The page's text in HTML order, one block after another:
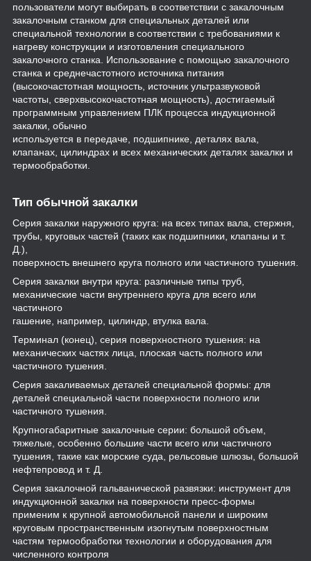
пользователи могут выбирать в соответствии с закалочным
закалочным станком для специальных деталей или
специальной технологии в соответствии с требованиями к
нагреву конструкции и изготовления специального
закалочного станка. Использование с помощью закалочного
станка и среднечастотного источника питания
(высокочастотная мощность, источник ультразвуковой
частоты, сверхвысокочастотная мощность), достигаемый
программным управлением ПЛК процесса индукционной
закалки, обычно
используется в передаче, подшипнике, деталях вала,
клапанах, цилиндрах и всех механических деталях закалки и
термообработки.
Тип обычной закалки
Серия закалки наружного круга: на всех типах вала, стержня,
трубы, круговых частей (таких как подшипники, клапаны и т.
Д.),
поверхность внешнего круга полного или частичного тушения.
Серия закалки внутри круга: различные типы труб,
механические части внутреннего круга для всего или
частичного
гашение, например, цилиндр, втулка вала.
Терминал (конец), серия поверхностного тушения: на
механических частях лица, плоская часть полного или
частичного тушения.
Серия закаливаемых деталей специальной формы: для
деталей специальной части поверхности полного или
частичного тушения.
Крупногабаритные закалочные серии: большой объем,
тяжелые, особенно большие части всего или частичного
тушения, такие как морские суда, рельсовые шлюзы, большой
нефтепровод и т. Д.
Серия закалочной гальванической развязки: инструмент для
индукционной закалки на поверхности пресс-формы
применим к крупной автомобильной панели и широким
круговым пространственным изогнутым поверхностным
частям термообработки технологии и оборудования для
численного контроля